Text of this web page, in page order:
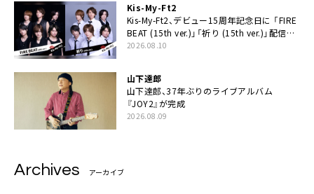
Kis-My-Ft2
Kis-My-Ft2、デビュー15周年記念日に 「FIRE
BEAT (15th ver.)」「祈り (15th ver.)」配信ス
タート
2026.08.10
山下達郎
山下達郎、37年ぶりのライブアルバム
『JOY2』が完成
2026.08.09
Archives アーカイブ